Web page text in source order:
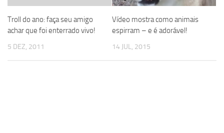
Troll do ano: faça seu amigo
achar que foi enterrado vivo!
5 DEZ, 2011
Vídeo mostra como animais
espirram – e é adorável!
14 JUL, 2015